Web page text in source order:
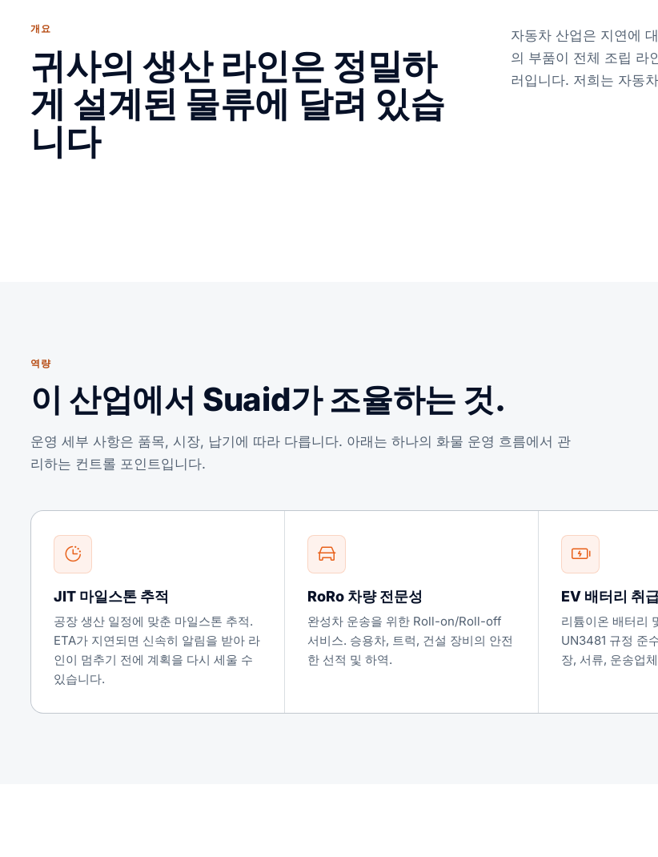
개요
귀사의 생산 라인은 정밀하
게 설계된 물류에 달려 있습
니다
자동차 산업은 지연에
의 부품이 전체 조립 라
러입니다. 저희는 자동
역량
이 산업에서 Suaid가 조율하는 것.
운영 세부 사항은 품목, 시장, 납기에 따라 다릅니다. 아래는 하나의 화물 운영 흐름에서 관
리하는 컨트롤 포인트입니다.
JIT 마일스톤 추적
공장 생산 일정에 맞춘 마일스톤 추적.
ETA가 지연되면 신속히 알림을 받아 라
인이 멈추기 전에 계획을 다시 세울 수
있습니다.
RoRo 차량 전문성
완성차 운송을 위한 Roll-on/Roll-off
서비스. 승용차, 트럭, 건설 장비의 안전
한 선적 및 하역.
EV 배터리 취
리튬이온 배터리
UN3481 규정 준
장, 서류, 운송업